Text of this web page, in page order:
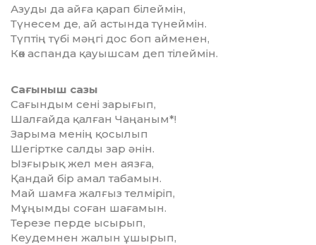
Азуды да айға қарап білеймін,
Түнесем де, ай астында түнеймін.
Түптің түбі мәңгі дос боп айменен,
Көк аспанда қауышсам деп тілеймін.
Сағыныш сазы
Сағындым сені зарығып,
Шалғайда қалған Чаңаным*!
Зарыма менің қосылып
Шегіртке салды зар әнін.
Ызғырық жел мен аязға,
Қандай бір амал табамын.
Май шамға жалғыз телміріп,
Мұңымды соған шағамын.
Терезе перде ысырып,
Кеудемнен жалын ұшырып,